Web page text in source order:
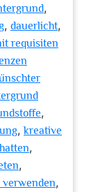
,
, dauerlicht,
requisiten
,
,kreative
,
,
,